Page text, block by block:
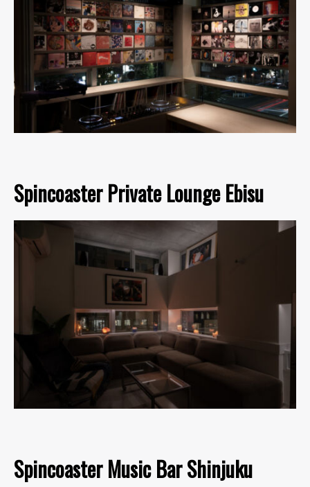
Spincoaster Private Lounge Ebisu
Spincoaster Music Bar Shinjuku